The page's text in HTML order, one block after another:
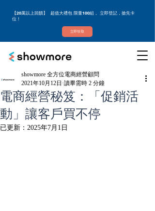
【20萬以上回饋】 超值大禮包 限量100組， 立即登記，搶先卡
位！
立即領取
電商經營秘笈：「促銷活
動」讓客戶買不停
showmore 全方位電商經營顧問
2021年10月12日 讀畢需時 2 分鐘
已更新： 2025年7月1日